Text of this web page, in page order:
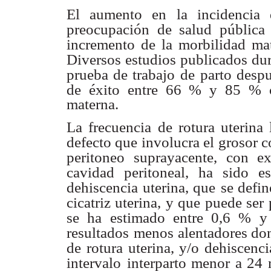
El aumento en la incidencia
preocupación de salud pública
incremento de la morbilidad
Diversos estudios publicados
prueba de trabajo de parto
de éxito entre 66 % y 85 %
materna.
La frecuencia de rotura uterina
defecto que involucra el grosor
peritoneo suprayacente, con
cavidad peritoneal, ha sido
dehiscencia uterina, que se
cicatriz uterina, y que puede
se ha estimado entre 0,6 % y
resultados menos alentadores
de rotura uterina, y/o
intervalo interparto menor a 24